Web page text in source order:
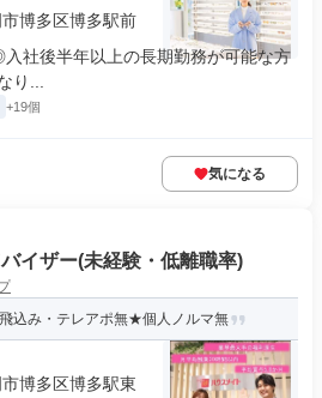
博多区博多駅前
社後半年以上の長期勤務が可能な方
り...
+19個
気になる
イザー(未経験・低離職率)
込み・テレアポ無★個人ノルマ無
博多区博多駅東